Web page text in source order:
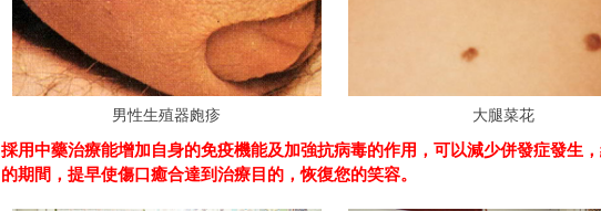
男性生殖器皰疹 大腿菜花
採用中藥治療能增加自身的免疫機能及加強抗病毒的作用，可以減少併發症發生
的期間，提早使傷口癒合達到治療目的，恢復您的笑容。